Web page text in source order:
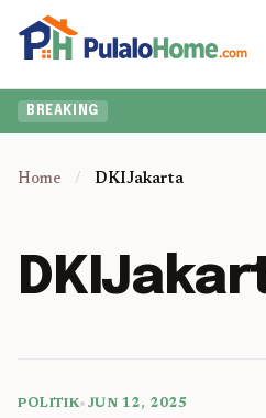
BREAKING
Home / DKIJakarta
POLITIK• JUN 12, 2025